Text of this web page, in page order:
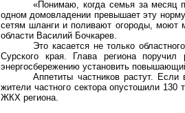
«Понимаю, когда семья за месяц
одном домовладении превышает эту
сетям шланги и поливают огороды, моют
области Василий Бочкарев.
Это касается не только
Сурского края. Глава региона
энергосбережению установить
Аппетиты частников растут.
жители частного сектора опустошили 130
ЖКХ региона.